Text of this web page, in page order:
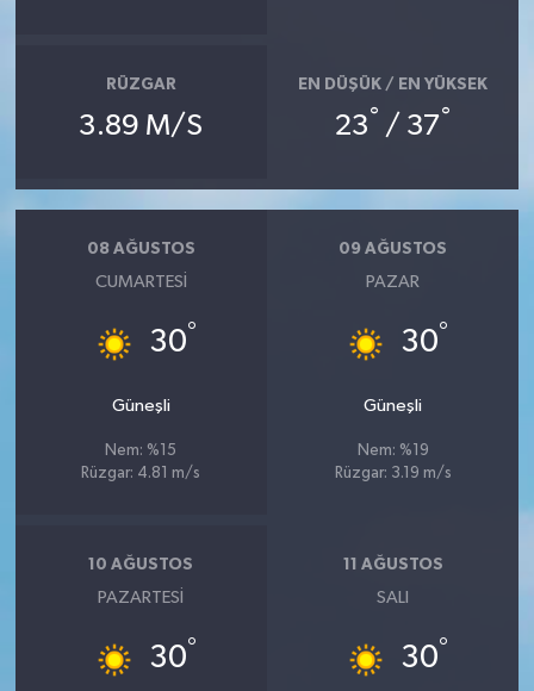
RÜZGAR
3.89 M/S
EN DÜŞÜK / EN YÜKSEK
23° / 37°
08 AĞUSTOS
CUMARTESI
30°
Güneşli
Nem: %15
Rüzgar: 4.81 m/s
09 AĞUSTOS
PAZAR
30°
Güneşli
Nem: %19
Rüzgar: 3.19 m/s
10 AĞUSTOS
PAZARTESI
30°
11 AĞUSTOS
SALI
30°